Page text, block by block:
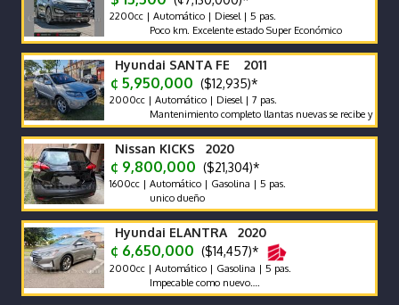
2200cc | Automático | Diesel | 5 pas.
Poco km. Excelente estado Super Económico
Hyundai SANTA FE 2011
¢ 5,950,000 ($12,935)*
2000cc | Automático | Diesel | 7 pas.
Mantenimiento completo llantas nuevas se recibe y se
Nissan KICKS 2020
¢ 9,800,000 ($21,304)*
1600cc | Automático | Gasolina | 5 pas.
unico dueño
Hyundai ELANTRA 2020
¢ 6,650,000 ($14,457)*
2000cc | Automático | Gasolina | 5 pas.
Impecable como nuevo….